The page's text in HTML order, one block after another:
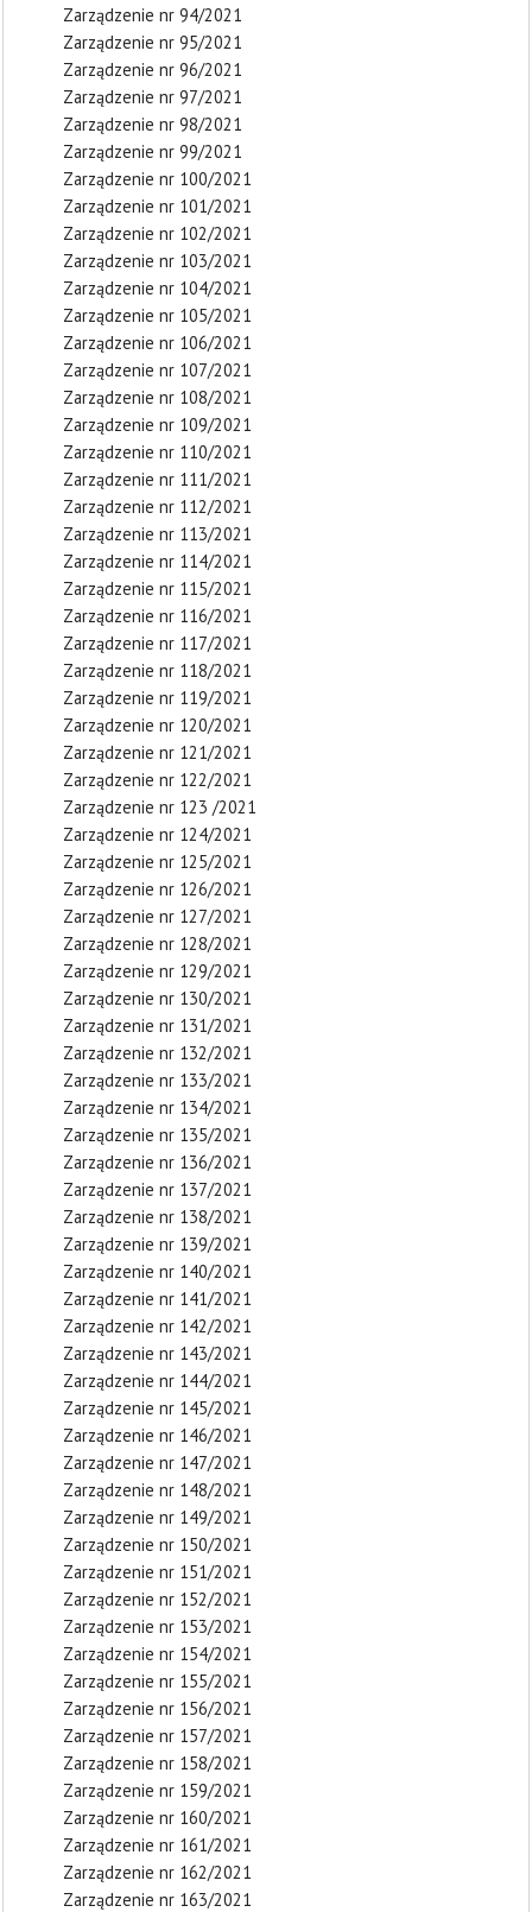
Zarządzenie nr 94/2021
Zarządzenie nr 95/2021
Zarządzenie nr 96/2021
Zarządzenie nr 97/2021
Zarządzenie nr 98/2021
Zarządzenie nr 99/2021
Zarządzenie nr 100/2021
Zarządzenie nr 101/2021
Zarządzenie nr 102/2021
Zarządzenie nr 103/2021
Zarządzenie nr 104/2021
Zarządzenie nr 105/2021
Zarządzenie nr 106/2021
Zarządzenie nr 107/2021
Zarządzenie nr 108/2021
Zarządzenie nr 109/2021
Zarządzenie nr 110/2021
Zarządzenie nr 111/2021
Zarządzenie nr 112/2021
Zarządzenie nr 113/2021
Zarządzenie nr 114/2021
Zarządzenie nr 115/2021
Zarządzenie nr 116/2021
Zarządzenie nr 117/2021
Zarządzenie nr 118/2021
Zarządzenie nr 119/2021
Zarządzenie nr 120/2021
Zarządzenie nr 121/2021
Zarządzenie nr 122/2021
Zarządzenie nr 123 /2021
Zarządzenie nr 124/2021
Zarządzenie nr 125/2021
Zarządzenie nr 126/2021
Zarządzenie nr 127/2021
Zarządzenie nr 128/2021
Zarządzenie nr 129/2021
Zarządzenie nr 130/2021
Zarządzenie nr 131/2021
Zarządzenie nr 132/2021
Zarządzenie nr 133/2021
Zarządzenie nr 134/2021
Zarządzenie nr 135/2021
Zarządzenie nr 136/2021
Zarządzenie nr 137/2021
Zarządzenie nr 138/2021
Zarządzenie nr 139/2021
Zarządzenie nr 140/2021
Zarządzenie nr 141/2021
Zarządzenie nr 142/2021
Zarządzenie nr 143/2021
Zarządzenie nr 144/2021
Zarządzenie nr 145/2021
Zarządzenie nr 146/2021
Zarządzenie nr 147/2021
Zarządzenie nr 148/2021
Zarządzenie nr 149/2021
Zarządzenie nr 150/2021
Zarządzenie nr 151/2021
Zarządzenie nr 152/2021
Zarządzenie nr 153/2021
Zarządzenie nr 154/2021
Zarządzenie nr 155/2021
Zarządzenie nr 156/2021
Zarządzenie nr 157/2021
Zarządzenie nr 158/2021
Zarządzenie nr 159/2021
Zarządzenie nr 160/2021
Zarządzenie nr 161/2021
Zarządzenie nr 162/2021
Zarządzenie nr 163/2021